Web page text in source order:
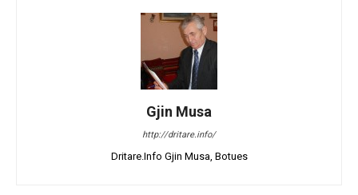
Gjin Musa
http://dritare.info/
Dritare.Info Gjin Musa, Botues